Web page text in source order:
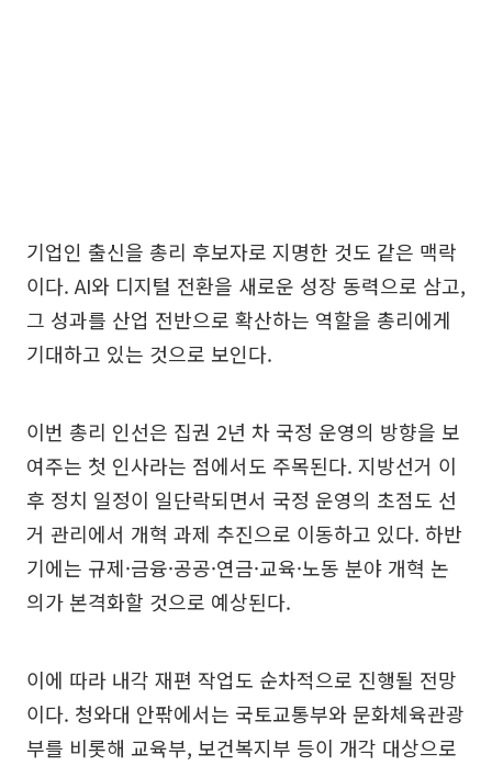
기업인 출신을 총리 후보자로 지명한 것도 같은 맥락
이다. AI와 디지털 전환을 새로운 성장 동력으로 삼고,
그 성과를 산업 전반으로 확산하는 역할을 총리에게
기대하고 있는 것으로 보인다.
이번 총리 인선은 집권 2년 차 국정 운영의 방향을 보
여주는 첫 인사라는 점에서도 주목된다. 지방선거 이
후 정치 일정이 일단락되면서 국정 운영의 초점도 선
거 관리에서 개혁 과제 추진으로 이동하고 있다. 하반
기에는 규제·금융·공공·연금·교육·노동 분야 개혁 논
의가 본격화할 것으로 예상된다.
이에 따라 내각 재편 작업도 순차적으로 진행될 전망
이다. 청와대 안팎에서는 국토교통부와 문화체육관광
부를 비롯해 교육부, 보건복지부 등이 개각 대상으로